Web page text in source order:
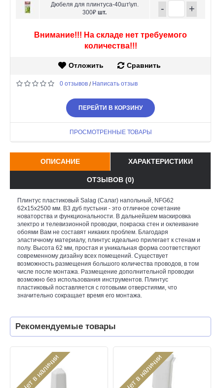
Дюбеля для плинтуса-40шт\уп.
300₽ шт. - +
Внимание!!! На складе нет требуемого
количества!!!
Отложить Сравнить
0 отзывов / Написать отзыв
ПЕРЕЙТИ В КОРЗИНУ
ПРОСМОТРЕННЫЕ ТОВАРЫ
ОПИСАНИЕ ХАРАКТЕРИСТИКИ
ОТЗЫВОВ (0)
Плинтус пластиковый Salag (Салаг) напольный, NFG62
62х15x2500 мм. B3 дуб пустыни - это отличное сочетание
новаторства и функциональности. В дальнейшем маскировка
электро и телевизионной проводки, покраска стен и оклеивание
обоями Вам не составят никаких проблем. Благодаря
эластичному материалу, плинтус идеально прилегает к стенам и
полу. Высота 62 мм, простая и уникальная форма соответствуют
современному дизайну всех помещений. Существует
возможность размещения большого количества проводов, в том
числе после монтажа. Размещение дополнительной проводки
возможно без использования инструментов. Плинтус
пластиковый поставляется с готовыми отверстиями, что
значительно сокращает время его монтажа.
Рекомендуемые товары
Нет в наличии Нет в наличии